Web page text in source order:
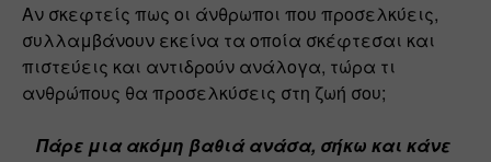
Αν σκεφτείς πως οι άνθρωποι που προσελκύεις,
συλλαμβάνουν εκείνα τα οποία σκέφτεσαι και
πιστεύεις και αντιδρούν ανάλογα, τώρα τι
ανθρώπους θα προσελκύσεις στη ζωή σου;
Πάρε μια ακόμη βαθιά ανάσα, σήκω και κάνε